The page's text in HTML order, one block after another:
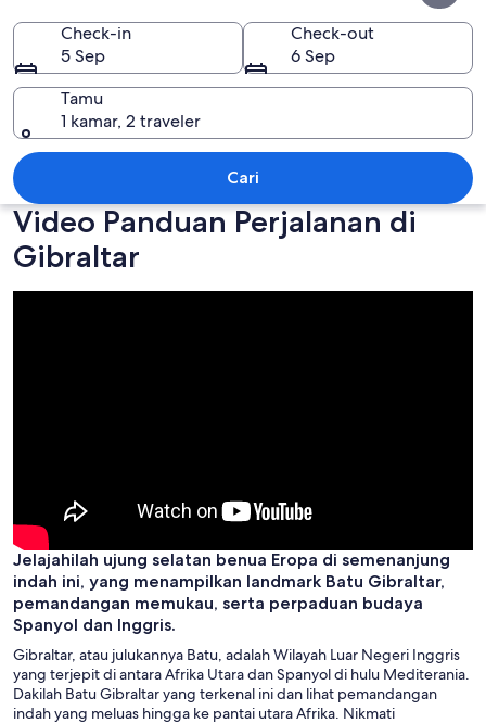
Check-in
5 Sep
Check-out
6 Sep
Tamu
1 kamar, 2 traveler
Cari
Video Panduan Perjalanan di
Gibraltar
Jelajahilah ujung selatan benua Eropa di semenanjung
indah ini, yang menampilkan landmark Batu Gibraltar,
pemandangan memukau, serta perpaduan budaya
Spanyol dan Inggris.
Gibraltar, atau julukannya Batu, adalah Wilayah Luar Negeri Inggris
yang terjepit di antara Afrika Utara dan Spanyol di hulu Mediterania.
Dakilah Batu Gibraltar yang terkenal ini dan lihat pemandangan
indah yang meluas hingga ke pantai utara Afrika. Nikmati